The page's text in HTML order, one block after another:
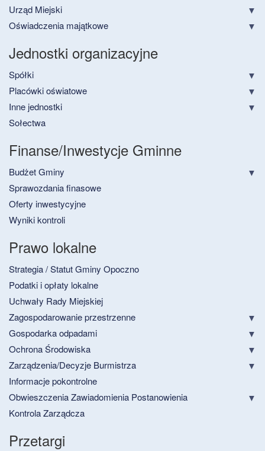
Urząd Miejski
Oświadczenia majątkowe
Jednostki organizacyjne
Spółki
Placówki oświatowe
Inne jednostki
Sołectwa
Finanse/Inwestycje Gminne
Budżet Gminy
Sprawozdania finasowe
Oferty inwestycyjne
Wyniki kontroli
Prawo lokalne
Strategia / Statut Gminy Opoczno
Podatki i opłaty lokalne
Uchwały Rady Miejskiej
Zagospodarowanie przestrzenne
Gospodarka odpadami
Ochrona Środowiska
Zarządzenia/Decyzje Burmistrza
Informacje pokontrolne
Obwieszczenia Zawiadomienia Postanowienia
Kontrola Zarządcza
Przetargi